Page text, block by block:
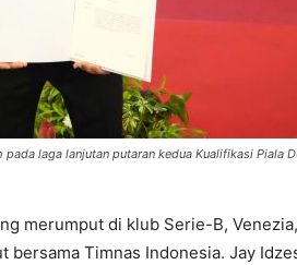
laga lanjutan putaran kedua Kualifikasi Piala
merumput di klub Serie-B,
bersama Timnas Indonesia. Jay